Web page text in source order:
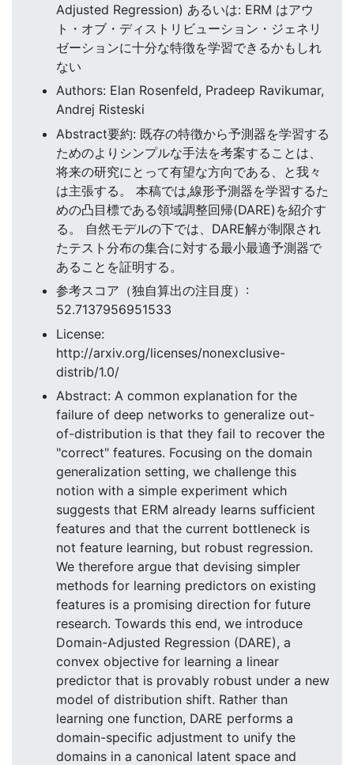
Adjusted Regression) あるいは: ERM はアウ
ト・オブ・ディストリビューション・ジェネリ
ゼーションに十分な特徴を学習できるかもしれ
ない
Authors: Elan Rosenfeld, Pradeep Ravikumar,
Andrej Risteski
Abstract要約: 既存の特徴から予測器を学習する
ためのよりシンプルな手法を考案することは、
将来の研究にとって有望な方向である、と我々
は主張する。 本稿では,線形予測器を学習するた
めの凸目標である領域調整回帰(DARE)を紹介す
る。 自然モデルの下では、DARE解が制限され
たテスト分布の集合に対する最小最適予測器で
あることを証明する。
参考スコア（独自算出の注目度）:
52.7137956951533
License:
http://arxiv.org/licenses/nonexclusive-
distrib/1.0/
Abstract: A common explanation for the
failure of deep networks to generalize out-
of-distribution is that they fail to recover the
"correct" features. Focusing on the domain
generalization setting, we challenge this
notion with a simple experiment which
suggests that ERM already learns sufficient
features and that the current bottleneck is
not feature learning, but robust regression.
We therefore argue that devising simpler
methods for learning predictors on existing
features is a promising direction for future
research. Towards this end, we introduce
Domain-Adjusted Regression (DARE), a
convex objective for learning a linear
predictor that is provably robust under a new
model of distribution shift. Rather than
learning one function, DARE performs a
domain-specific adjustment to unify the
domains in a canonical latent space and